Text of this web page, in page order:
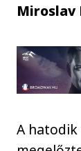
Miroslav
A